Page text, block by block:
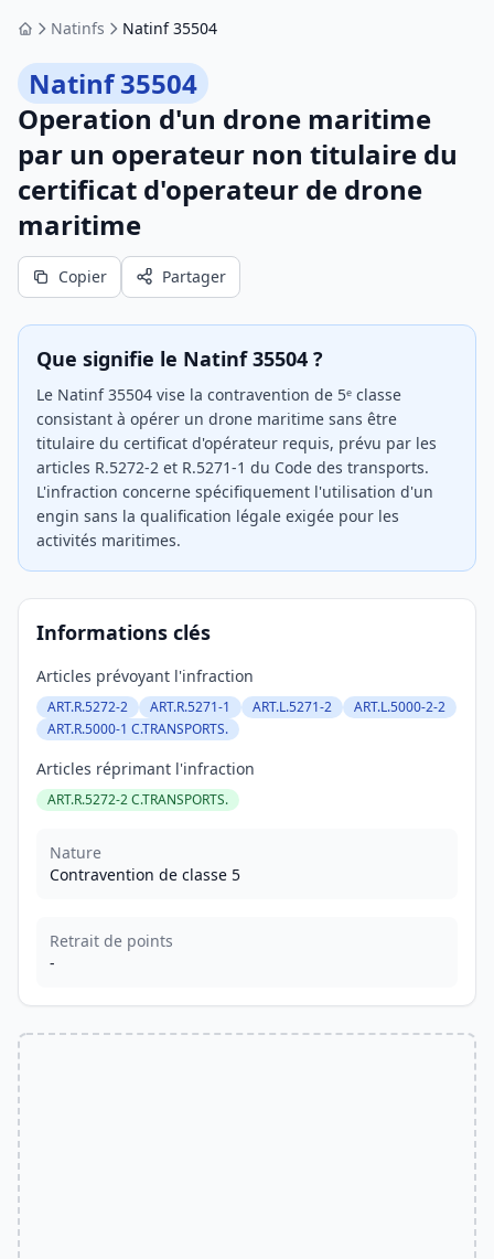
AccueilNatinfs Natinf 35504
Natinf 35504
Operation d'un drone maritime
par un operateur non titulaire du
certificat d'operateur de drone
maritime
Copier Partager
Que signifie le Natinf 35504 ?
Le Natinf 35504 vise la contravention de 5ᵉ classe
consistant à opérer un drone maritime sans être
titulaire du certificat d'opérateur requis, prévu par les
articles R.5272-2 et R.5271-1 du Code des transports.
L'infraction concerne spécifiquement l'utilisation d'un
engin sans la qualification légale exigée pour les
activités maritimes.
Informations clés
Articles prévoyant l'infraction
ART.R.5272-2 ART.R.5271-1 ART.L.5271-2
ART.L.5000-2-2
ART.R.5000-1 C.TRANSPORTS.
Articles réprimant l'infraction
ART.R.5272-2 C.TRANSPORTS.
Nature
Contravention de classe 5
Retrait de points
-